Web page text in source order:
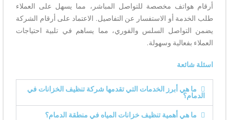
أرقام هواتف مخصصة للتواصل المباشر، مما يسهل على العملاء
طلب الخدمة أو الاستفسار عن التفاصيل. الاعتماد على أرقام الشركة
يضمن التواصل السلس والفوري، مما يساهم في تلبية احتياجات
العملاء بفعالية وسهولة.
اسئلة شائعة
ما هي أبرز الخدمات التي تقدمها شركة تنظيف الخزانات في
الدمام؟
ما هي أهمية تنظيف خزانات المياه في منطقة الدمام؟